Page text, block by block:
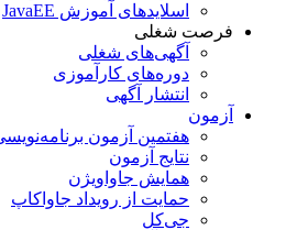
اسلایدهای آموزش JavaEE
فرصت شغلی
آگهی‌های شغلی
دوره‌های کارآموزی
انتشار آگهی
آزمون
هفتمین آزمون
نتایج آزمون
همایش جاواویژن
حمایت از رویداد جاواکاپ
جی‌کل